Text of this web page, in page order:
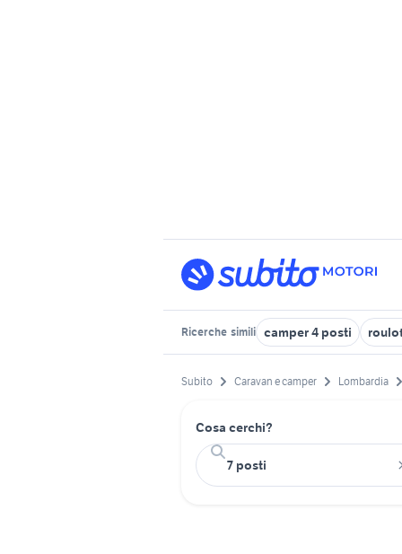
Ricerche simili camper 4 posti
Subito Caravan e camper Lombardia
Cosa cerchi?